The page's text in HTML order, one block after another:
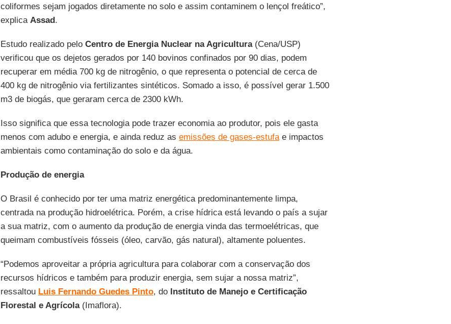
coliformes sejam jogados diretamente no solo e assim contaminem o lençol freático”,
explica Assad.
Estudo realizado pelo Centro de Energia Nuclear na Agricultura(Cena/USP)
verificou que os dejetos gerados por 140 bovinos confinados por 90 dias, podem
recuperar em média 700 kg de nitrogênio, o que representa o potencial de cerca de
400 kg de nitrogênio via fertilizantes sintéticos. Somado a isso, é possível gerar 1.500
m3 de biogás, que geraram cerca de 2300 kWh.
Isso significa que essa tecnologia pode trazer economia ao produtor, pois ele gasta
menos com adubo e energia, e ainda reduz as emissões de gases-estufae impactos
ambientais como contaminação do solo e da água.
Produção de energia
O Brasil é conhecido por ter uma matriz energética predominantemente limpa,
centrada na produção hidroelétrica. Porém, a crise hídrica está levando o país a sujar
a sua matriz, com o aumento da produção de energia vinda das termoelétricas, que
queimam combustíveis fósseis (óleo, carvão, gás natural), altamente poluentes.
“Podemos aproveitar a própria agricultura para colaborar com a conservação dos
recursos hídricos e também para produzir energia, sem sujar a nossa matriz”,
ressaltou Luis Fernando Guedes Pinto, do Instituto de Manejo e Certificação
Florestal e Agrícola(Imaflora).